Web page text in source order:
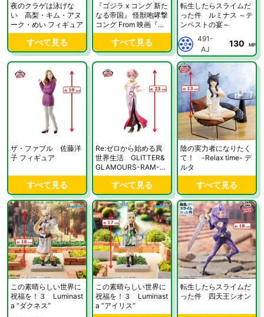
夜のクラゲは泳げな
い 高梨・キム・アヌ
ーク・めい フィギュア
すべて見る
『ゴジラ x コング 新た
なる帝国』 怪獣咆哮撃
コング From 映画『GO
DZILLA x KONG THE
NEW EMPIRE』（202
4）
すべて見る
転生したらスライムだ
った件 ルミナス ～テ
ンペストの宴～
491-
AJ
130 MP
ザ・ファブル 佐藤洋
子 フィギュア
すべて見る
Re:ゼロから始める異
世界生活 GLITTER&
GLAMOURS-RAM-An
other color ver.
すべて見る
陰の実力者になりたく
て！ -Relax time- デ
ルタ
すべて見る
この素晴らしい世界に
祝福を！３ Luminast
a “ダクネス”
この素晴らしい世界に
祝福を！３ Luminast
a “アイリス”
転生したらスライムだ
った件 四天王シオン